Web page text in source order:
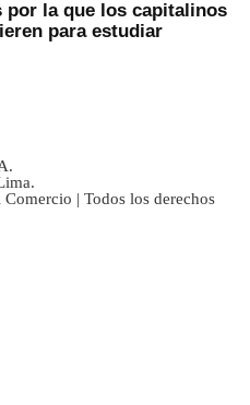
por la que los capitalinos
para estudiar
| Todos los derechos